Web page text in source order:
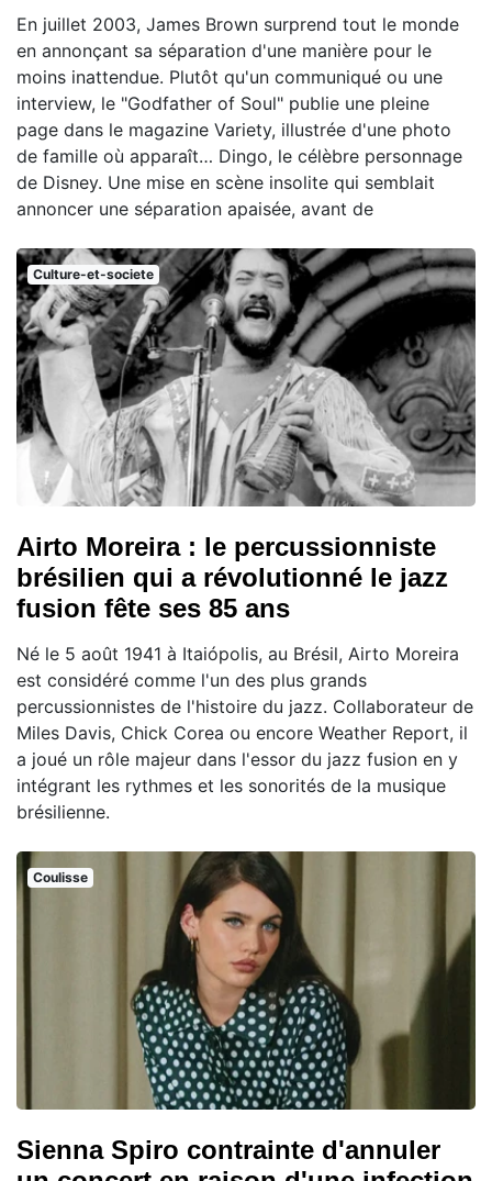
En juillet 2003, James Brown surprend tout le monde
en annonçant sa séparation d'une manière pour le
moins inattendue. Plutôt qu'un communiqué ou une
interview, le "Godfather of Soul" publie une pleine
page dans le magazine Variety, illustrée d'une photo
de famille où apparaît… Dingo, le célèbre personnage
de Disney. Une mise en scène insolite qui semblait
annoncer une séparation apaisée, avant de
Culture-et-societe
Airto Moreira : le percussionniste
brésilien qui a révolutionné le jazz
fusion fête ses 85 ans
Né le 5 août 1941 à Itaiópolis, au Brésil, Airto Moreira
est considéré comme l'un des plus grands
percussionnistes de l'histoire du jazz. Collaborateur de
Miles Davis, Chick Corea ou encore Weather Report, il
a joué un rôle majeur dans l'essor du jazz fusion en y
intégrant les rythmes et les sonorités de la musique
brésilienne.
Coulisse
Sienna Spiro contrainte d'annuler